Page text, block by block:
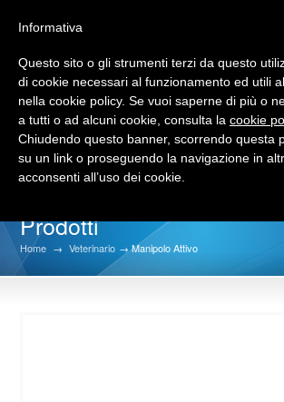
Prodotti
Home → Veterinario → Manipolo Attivo
Informativa
Questo sito o gli strumenti terzi da questo
di cookie necessari al funzionamento ed utili
nella cookie policy. Se vuoi saperne di più o
a tutti o ad alcuni cookie, consulta la cookie
Chiudendo questo banner, scorrendo questa
su un link o proseguendo la navigazione in
acconsenti all’uso dei cookie.